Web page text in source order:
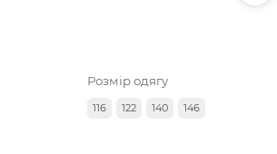
Розмір одягу
116 122 140 146